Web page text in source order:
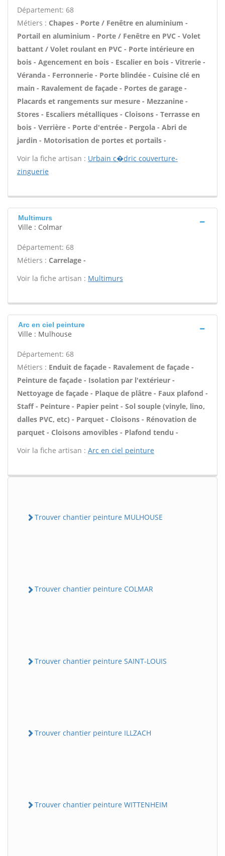
Département: 68
Métiers : Chapes - Porte / Fenêtre en aluminium -
Portail en aluminium - Porte / Fenêtre en PVC - Volet
battant / Volet roulant en PVC - Porte intérieure en
bois - Agencement en bois - Escalier en bois - Vitrerie -
Véranda - Ferronnerie - Porte blindée - Cuisine clé en
main - Ravalement de façade - Portes de garage -
Placards et rangements sur mesure - Mezzanine -
Stores - Escaliers métalliques - Cloisons - Terrasse en
bois - Verrière - Porte d'entrée - Pergola - Abri de
jardin - Motorisation de portes et portails -
Voir la fiche artisan : Urbain c�dric couverture-
zinguerie
Multimurs
Ville : Colmar
Département: 68
Métiers : Carrelage -
Voir la fiche artisan : Multimurs
Arc en ciel peinture
Ville : Mulhouse
Département: 68
Métiers : Enduit de façade - Ravalement de façade -
Peinture de façade - Isolation par l'extérieur -
Nettoyage de façade - Plaque de plâtre - Faux plafond -
Staff - Peinture - Papier peint - Sol souple (vinyle, lino,
dalles PVC, etc) - Parquet - Cloisons - Rénovation de
parquet - Cloisons amovibles - Plafond tendu -
Voir la fiche artisan : Arc en ciel peinture
Trouver chantier peinture MULHOUSE
Trouver chantier peinture COLMAR
Trouver chantier peinture SAINT-LOUIS
Trouver chantier peinture ILLZACH
Trouver chantier peinture WITTENHEIM